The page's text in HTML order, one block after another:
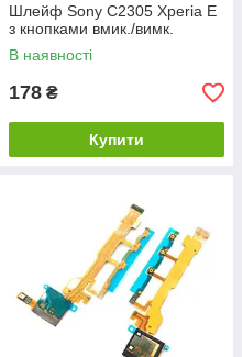
Шлейф Sony C2305 Xperia E
з кнопками вмик./вимк.
В наявності
178 ₴
Купити